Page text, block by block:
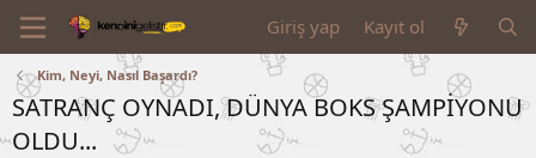
Giriş yap Kayıt ol
Kim, Neyi, Nasıl Başardı?
SATRANÇ OYNADI, DÜNYA BOKS ŞAMPİYONU
OLDU...